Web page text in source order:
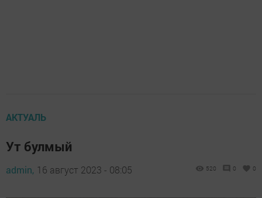
АКТУАЛЬ
Ут булмый
admin, 16 август 2023 - 08:05 520 0 0